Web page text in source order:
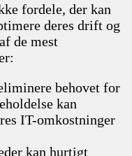
fordele, der kan
deres drift og
de mest
behovet for
kan
IT-omkostninger
kan hurtigt